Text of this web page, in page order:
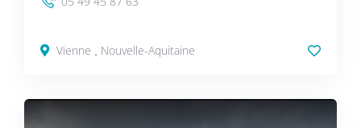
Vienne Nouvelle-Aquitaine